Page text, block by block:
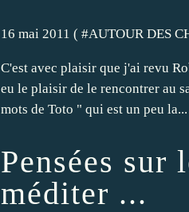
16 mai 2011 ( #AUTOUR DES
C'est avec plaisir que j'ai revu
eu le plaisir de le rencontrer au
mots de Toto " qui est un peu la...
Pensées
méditer ...